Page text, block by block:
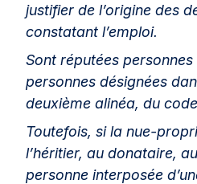
justifier de l’origine des
constatant l’emploi.
Sont réputées
personnes désignées
deuxième alinéa, du
Toutefois, si la nue-
l’héritier, au donataire,
personne interposée